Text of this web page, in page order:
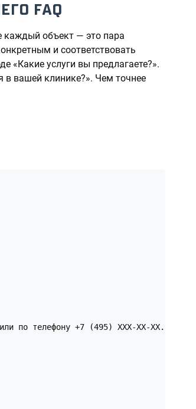
FAQ
каждый объект — это пара
и соответствовать
«Какие услуги вы предлагаете?».
в вашей клинике?». Чем точнее
по телефону +7 (495) XXX-XX-XX. Приём